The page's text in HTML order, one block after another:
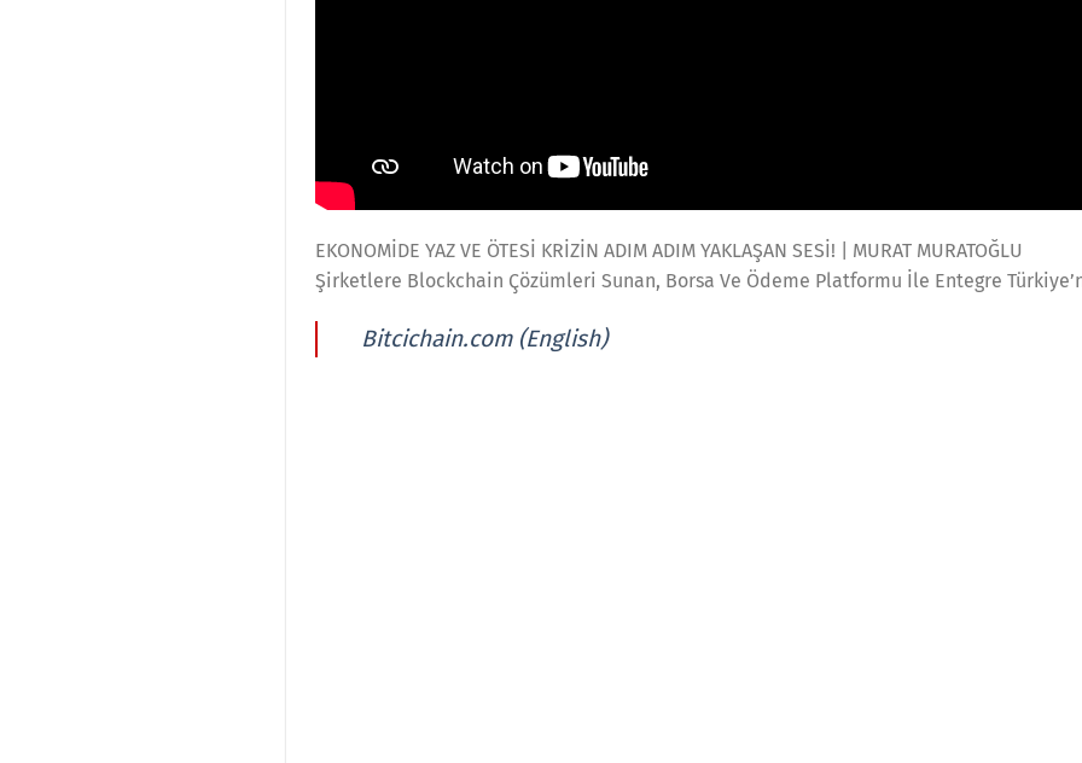
EKONOMİDE YAZ VE ÖTESİ KRİZİN ADIM ADIM YAKLAŞAN SESİ! | MURAT MURATOĞLU
Şirketlere Blockchain Çözümleri Sunan, Borsa Ve Ödeme Platformu İle Entegre
Bitcichain.com (English)